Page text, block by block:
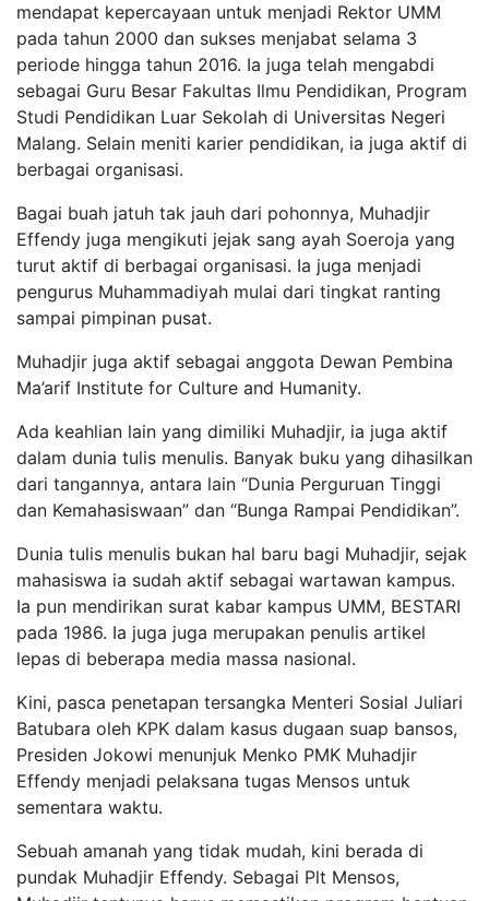
mendapat kepercayaan untuk menjadi Rektor UMM
pada tahun 2000 dan sukses menjabat selama 3
periode hingga tahun 2016. Ia juga telah mengabdi
sebagai Guru Besar Fakultas Ilmu Pendidikan, Program
Studi Pendidikan Luar Sekolah di Universitas Negeri
Malang. Selain meniti karier pendidikan, ia juga aktif di
berbagai organisasi.
Bagai buah jatuh tak jauh dari pohonnya, Muhadjir
Effendy juga mengikuti jejak sang ayah Soeroja yang
turut aktif di berbagai organisasi. Ia juga menjadi
pengurus Muhammadiyah mulai dari tingkat ranting
sampai pimpinan pusat.
Muhadjir juga aktif sebagai anggota Dewan Pembina
Ma’arif Institute for Culture and Humanity.
Ada keahlian lain yang dimiliki Muhadjir, ia juga aktif
dalam dunia tulis menulis. Banyak buku yang dihasilkan
dari tangannya, antara lain “Dunia Perguruan Tinggi
dan Kemahasiswaan” dan “Bunga Rampai Pendidikan”.
Dunia tulis menulis bukan hal baru bagi Muhadjir, sejak
mahasiswa ia sudah aktif sebagai wartawan kampus.
Ia pun mendirikan surat kabar kampus UMM, BESTARI
pada 1986. Ia juga juga merupakan penulis artikel
lepas di beberapa media massa nasional.
Kini, pasca penetapan tersangka Menteri Sosial Juliari
Batubara oleh KPK dalam kasus dugaan suap bansos,
Presiden Jokowi menunjuk Menko PMK Muhadjir
Effendy menjadi pelaksana tugas Mensos untuk
sementara waktu.
Sebuah amanah yang tidak mudah, kini berada di
pundak Muhadjir Effendy. Sebagai Plt Mensos,